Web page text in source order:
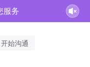
服务
始沟通